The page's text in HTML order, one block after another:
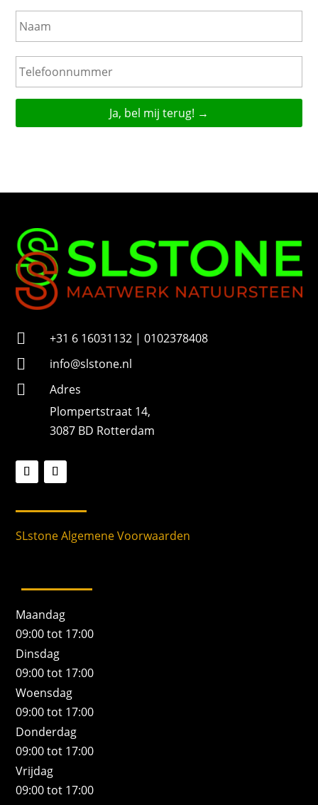
N
a
a
T
e
l
e
o
m
r
 +31 6 16031132 | 0102378408
 info@slstone.nl

Adres
Plompertstraat 14,
3087 BD Rotterdam
SLstone Algemene Voorwaarden
Maandag
09:00 tot 17:00
Dinsdag
09:00 tot 17:00
Woensdag
09:00 tot 17:00
Donderdag
09:00 tot 17:00
Vrijdag
09:00 tot 17:00